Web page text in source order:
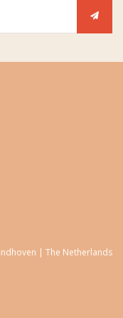
| The Netherlands